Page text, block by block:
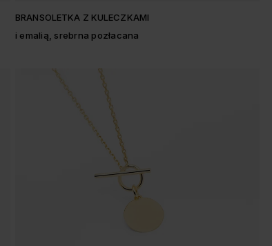
BRANSOLETKA Z KULECZKAMI
i emalią, srebrna pozłacana